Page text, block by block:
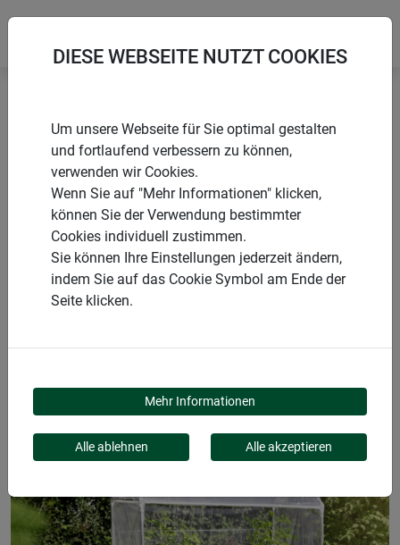
Startseite
Treib- und Gewächshäuser
Tomatenhaus ALUSTAR
PRODUKTE
TOMATENHAUS
ALUSTAR
DIESE WEBSEITE NUTZT COOKIES
Um unsere Webseite für Sie optimal gestalten
und fortlaufend verbessern zu können,
verwenden wir Cookies.
Wenn Sie auf "Mehr Informationen" klicken,
können Sie der Verwendung bestimmter
Cookies individuell zustimmen.
Sie können Ihre Einstellungen jederzeit ändern,
indem Sie auf das Cookie Symbol am Ende der
Seite klicken.
Mehr Informationen
Alle ablehnen Alle akzeptieren